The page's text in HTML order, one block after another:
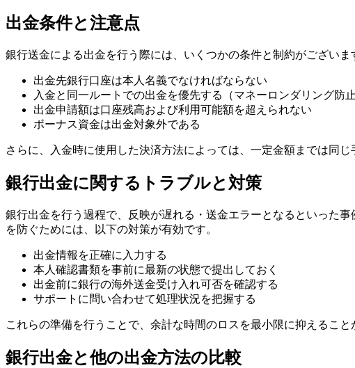
出金条件と注意点
銀行送金による出金を行う際には、いくつかの条件と制約がございま
出金先銀行口座は本人名義でなければならない
入金と同一ルートでの出金を優先する（マネーロンダリング防
出金申請額は口座残高および利用可能額を超えられない
ボーナス資金は出金対象外である
さらに、入金時に使用した決済方法によっては、一定金額までは同
銀行出金に関するトラブルと対策
銀行出金を行う過程で、反映が遅れる・送金エラーとなるといった
を防ぐためには、以下の対策が有効です。
出金情報を正確に入力する
本人確認書類を事前に最新の状態で提出しておく
出金前に銀行の海外送金受け入れ可否を確認する
サポートに問い合わせて処理状況を把握する
これらの準備を行うことで、余計な時間のロスを最小限に抑えること
銀行出金と他の出金方法の比較